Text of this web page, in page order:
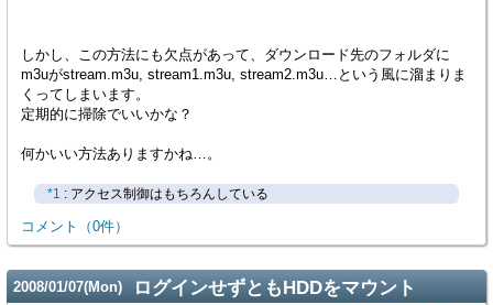
しかし、この方法にも欠点があって、ダウンロード先のフォルダに
m3uがstream.m3u, stream1.m3u, stream2.m3u…という風に溜まりま
くってしまいます。
定期的に掃除でいいかな？
何かいい方法ありますかね…。
*1 : アクセス制御はもちろんしている
コメント （0件）
2008/01/07(Mon) ログインせずともHDDをマウント